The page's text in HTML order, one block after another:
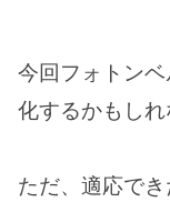
今回フォトン
化するかもしれ
ただ、適応で